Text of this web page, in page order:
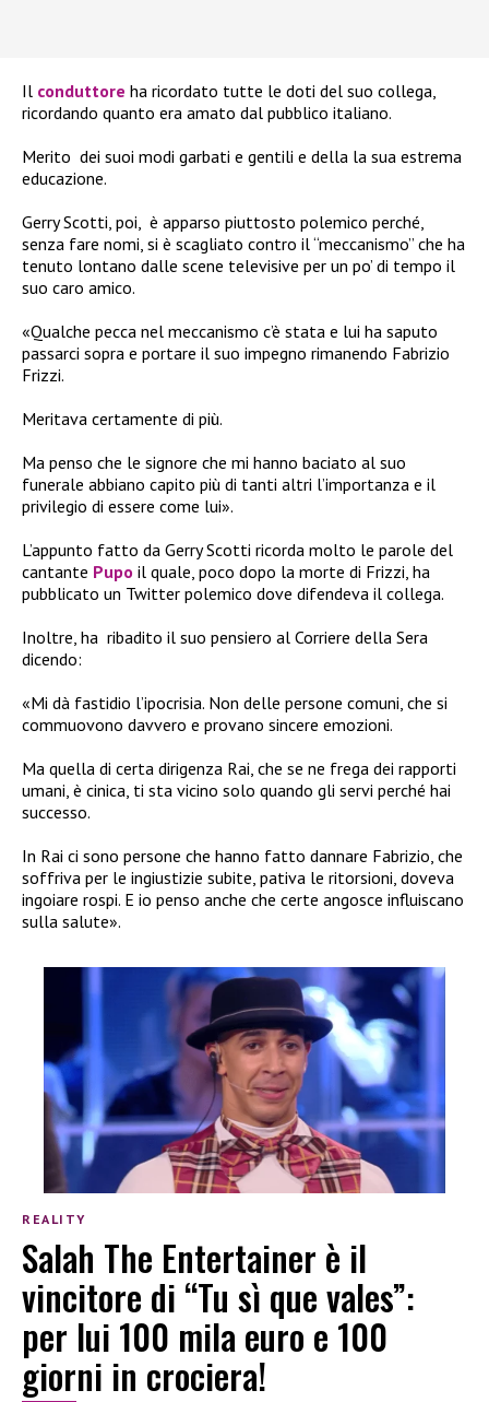
Il conduttore ha ricordato tutte le doti del suo collega,
ricordando quanto era amato dal pubblico italiano.
Merito dei suoi modi garbati e gentili e della la sua estrema
educazione.
Gerry Scotti, poi, è apparso piuttosto polemico perché,
senza fare nomi, si è scagliato contro il “meccanismo” che ha
tenuto lontano dalle scene televisive per un po’ di tempo il
suo caro amico.
«Qualche pecca nel meccanismo c’è stata e lui ha saputo
passarci sopra e portare il suo impegno rimanendo Fabrizio
Frizzi.
Meritava certamente di più.
Ma penso che le signore che mi hanno baciato al suo
funerale abbiano capito più di tanti altri l’importanza e il
privilegio di essere come lui».
L’appunto fatto da Gerry Scotti ricorda molto le parole del
cantante Pupo il quale, poco dopo la morte di Frizzi, ha
pubblicato un Twitter polemico dove difendeva il collega.
Inoltre, ha ribadito il suo pensiero al Corriere della Sera
dicendo:
«Mi dà fastidio l’ipocrisia. Non delle persone comuni, che si
commuovono davvero e provano sincere emozioni.
Ma quella di certa dirigenza Rai, che se ne frega dei rapporti
umani, è cinica, ti sta vicino solo quando gli servi perché hai
successo.
In Rai ci sono persone che hanno fatto dannare Fabrizio, che
soffriva per le ingiustizie subite, pativa le ritorsioni, doveva
ingoiare rospi. E io penso anche che certe angosce influiscano
sulla salute».
REALITY
Salah The Entertainer è il
vincitore di “Tu sì que vales”:
per lui 100 mila euro e 100
giorni in crociera!